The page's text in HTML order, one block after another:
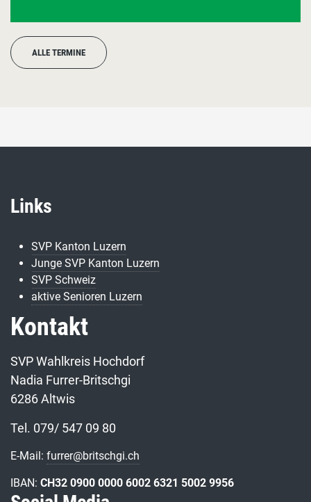
ALLE TERMINE
Links
SVP Kanton Luzern
Junge SVP Kanton Luzern
SVP Schweiz
aktive Senioren Luzern
Kontakt
SVP Wahlkreis Hochdorf
Nadia Furrer-Britschgi
6286 Altwis
Tel. 079/ 547 09 80
E-Mail: furrer@britschgi.ch
IBAN: CH32 0900 0000 6002 6321 5002 9956